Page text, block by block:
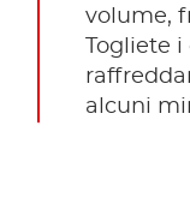
volume,
Togliete
alcuni